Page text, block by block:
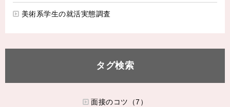
美術系学生の就活実態調査
タグ検索
面接のコツ（7）